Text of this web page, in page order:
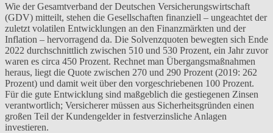
Wie der Gesamtverband der Deutschen Versicherungswirtschaft
(GDV) mitteilt, stehen die Gesellschaften finanziell – ungeachtet der
zuletzt volatilen Entwicklungen an den Finanzmärkten und der
Inflation – hervorragend da. Die Solvenzquoten bewegten sich Ende
2022 durchschnittlich zwischen 510 und 530 Prozent, ein Jahr zuvor
waren es circa 450 Prozent. Rechnet man Übergangsmaßnahmen
heraus, liegt die Quote zwischen 270 und 290 Prozent (2019: 262
Prozent) und damit weit über den vorgeschriebenen 100 Prozent.
Für die gute Entwicklung sind maßgeblich die gestiegenen Zinsen
verantwortlich; Versicherer müssen aus Sicherheitsgründen einen
großen Teil der Kundengelder in festverzinsliche Anlagen
investieren.